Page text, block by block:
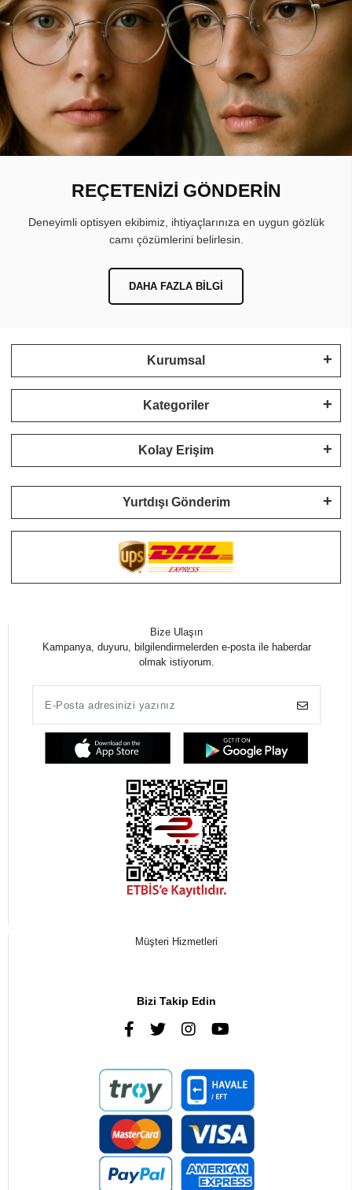
REÇETENİZİ GÖNDERİN
Deneyimli optisyen ekibimiz, ihtiyaçlarınıza en uygun gözlük
camı çözümlerini belirlesin.
DAHA FAZLA BILGI
Kurumsal
Kategoriler
Kolay Erişim
Yurtdışı Gönderim
Bize Ulaşın
Kampanya, duyuru, bilgilendirmelerden e-posta ile haberdar
olmak istiyorum.
Müşteri Hizmetleri
Bizi Takip Edin